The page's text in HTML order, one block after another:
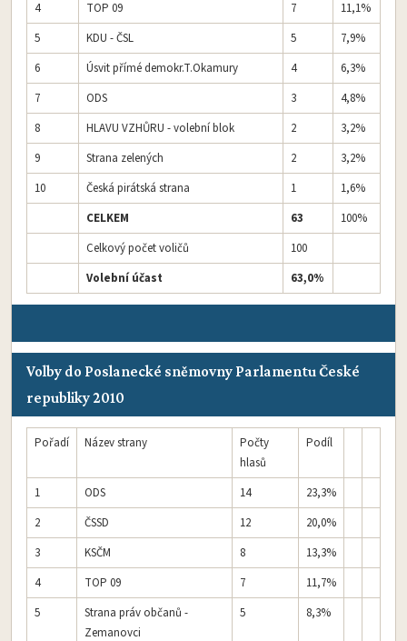
4 TOP 09 7
11,1%
5
KDU - ČSL 5
7,9%
6
Úsvit přímé demokr.T.Okamury 4
6,3%
7
ODS 3
4,8%
8
HLAVU VZHŮRU - volební blok 2
3,2%
9
Strana zelených 2
3,2%
10
Česká pirátská strana 1
1,6%
CELKEM
63
100%
Celkový počet voličů
100
Volební účast
63,0%
Volby do Poslanecké sněmovny Parlamentu České
republiky 2010
Pořadí Název strany
Počty
hlasů
Podíl
1 ODS 14
23,3%
2
ČSSD 12
20,0%
3
KSČM 8
13,3%
4
TOP 09 7
11,7%
5
Strana práv občanů -
Zemanovci
5 8,3%